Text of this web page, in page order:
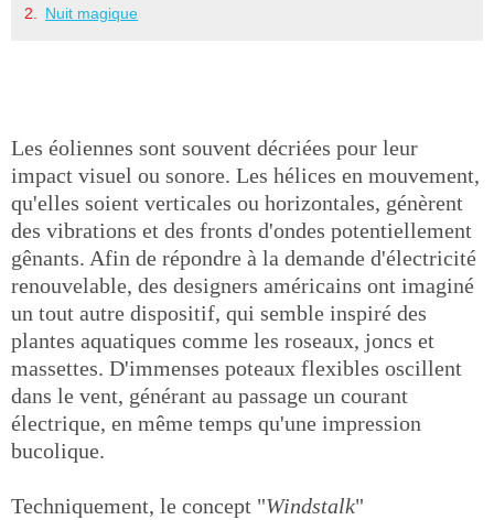
Nuit magique
Les éoliennes sont souvent décriées pour leur
impact visuel ou sonore. Les hélices en mouvement,
qu'elles soient verticales ou horizontales, génèrent
des vibrations et des fronts d'ondes potentiellement
gênants. Afin de répondre à la demande d'électricité
renouvelable, des designers américains ont imaginé
un tout autre dispositif, qui semble inspiré des
plantes aquatiques comme les roseaux, joncs et
massettes. D'immenses poteaux flexibles oscillent
dans le vent, générant au passage un courant
électrique, en même temps qu'une impression
bucolique.
Techniquement, le concept "Windstalk"